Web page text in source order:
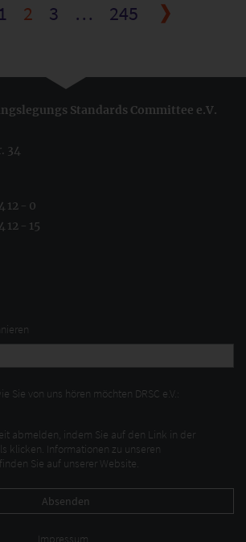
1 2 3 … 245
Standards Committee e.V.
34
12 - 0
12 - 15
Sie von uns hören möchten DRSC e.V.:
abmelden, indem Sie auf den Link in der
klicken. Informationen zu unseren
Sie auf unserer Website.
Impressum